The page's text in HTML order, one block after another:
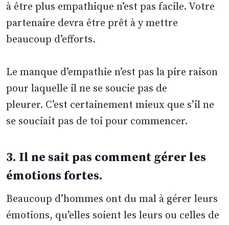
à être plus empathique n’est pas facile. Votre
partenaire devra être prêt à y mettre
beaucoup d’efforts.
Le manque d’empathie n’est pas la pire raison
pour laquelle il ne se soucie pas de
pleurer. C’est certainement mieux que s’il ne
se souciait pas de toi pour commencer.
3. Il ne sait pas comment gérer les
émotions fortes.
Beaucoup d’hommes ont du mal à gérer leurs
émotions, qu’elles soient les leurs ou celles de